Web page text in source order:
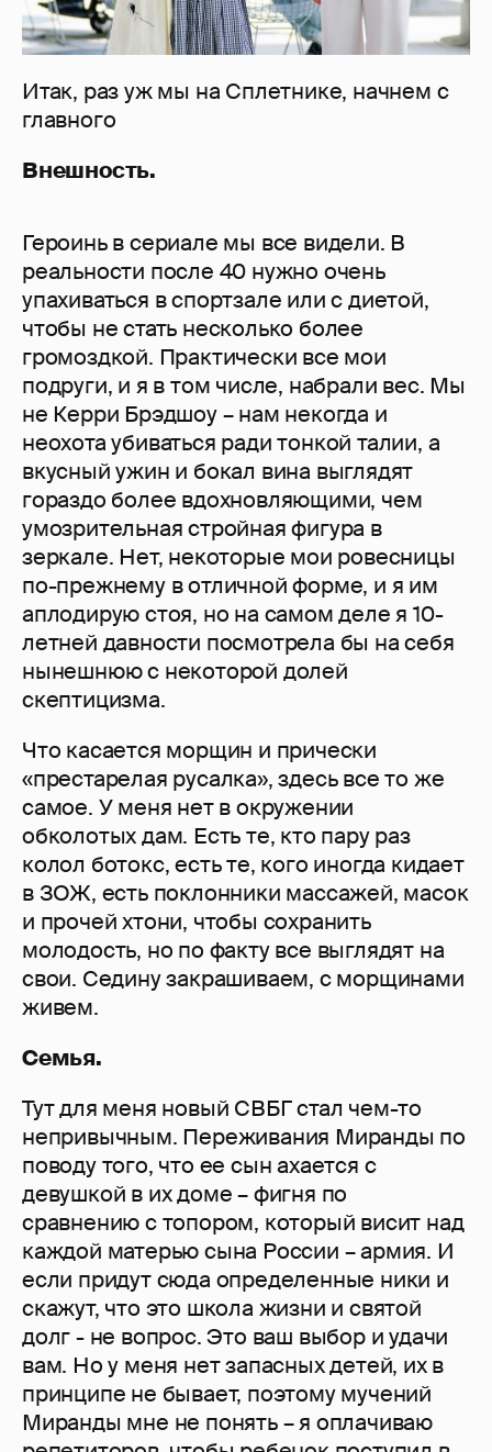
Итак, раз уж мы на Сплетнике, начнем с
главного
Внешность.
Героинь в сериале мы все видели. В
реальности после 40 нужно очень
упахиваться в спортзале или с диетой,
чтобы не стать несколько более
громоздкой. Практически все мои
подруги, и я в том числе, набрали вес. Мы
не Керри Брэдшоу – нам некогда и
неохота убиваться ради тонкой талии, а
вкусный ужин и бокал вина выглядят
гораздо более вдохновляющими, чем
умозрительная стройная фигура в
зеркале. Нет, некоторые мои ровесницы
по-прежнему в отличной форме, и я им
аплодирую стоя, но на самом деле я 10-
летней давности посмотрела бы на себя
нынешнюю с некоторой долей
скептицизма.
Что касается морщин и прически
«престарелая русалка», здесь все то же
самое. У меня нет в окружении
обколотых дам. Есть те, кто пару раз
колол ботокс, есть те, кого иногда кидает
в ЗОЖ, есть поклонники массажей, масок
и прочей хтони, чтобы сохранить
молодость, но по факту все выглядят на
свои. Седину закрашиваем, с морщинами
живем.
Семья.
Тут для меня новый СВБГ стал чем-то
непривычным. Переживания Миранды по
поводу того, что ее сын ахается с
девушкой в их доме – фигня по
сравнению с топором, который висит над
каждой матерью сына России – армия. И
если придут сюда определенные ники и
скажут, что это школа жизни и святой
долг - не вопрос. Это ваш выбор и удачи
вам. Но у меня нет запасных детей, их в
принципе не бывает, поэтому мучений
Миранды мне не понять – я оплачиваю